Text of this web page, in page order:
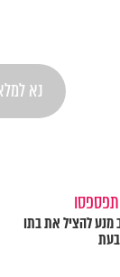
להציל את בתו